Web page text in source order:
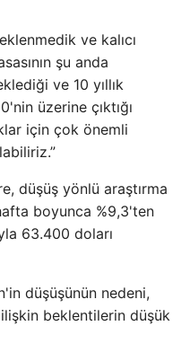
ve kalıcı
şu anda
ve 10 yıllık
üzerine çıktığı
için çok önemli
düşüş yönlü araştırma
boyunca %9,3'ten
63.400 doları
düşüşünün nedeni,
beklentilerin düşük